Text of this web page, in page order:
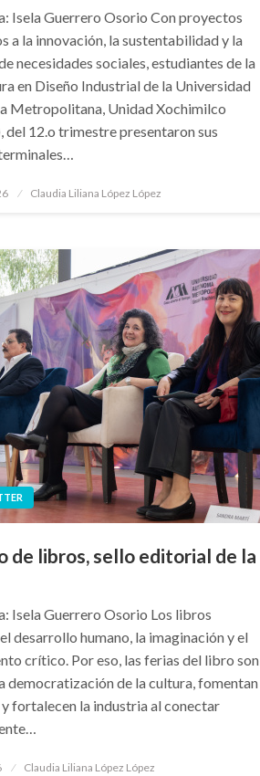
Isela Guerrero Osorio Con proyectos
a la innovación, la sustentabilidad y la
necesidades sociales, estudiantes de la
en Diseño Industrial de la Universidad
Metropolitana, Unidad Xochimilco
del 12.o trimestre presentaron sus
Claudia Liliana López López
de libros, sello editorial de la
Isela Guerrero Osorio Los libros
desarrollo humano, la imaginación y el
crítico. Por eso, las ferias del libro son
democratización de la cultura, fomentan
fortalecen la industria al conectar
Claudia Liliana López López